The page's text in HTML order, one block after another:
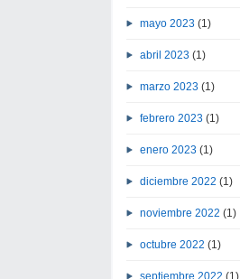
mayo 2023 (1)
abril 2023 (1)
marzo 2023 (1)
febrero 2023 (1)
enero 2023 (1)
diciembre 2022 (1)
noviembre 2022 (1)
octubre 2022 (1)
septiembre 2022 (1)